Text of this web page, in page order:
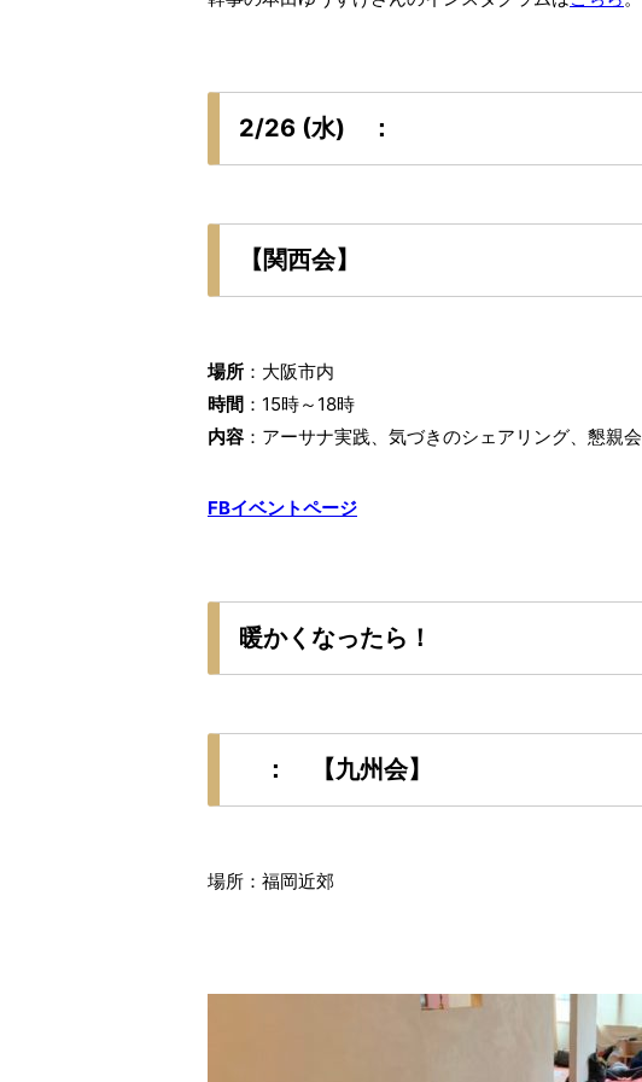
2/26 (水) ：
【関西会】
場所 ：大阪市内
時間 ：15時～18時
内容 ：アーサナ実践、気づきのシェアリング、懇親会
FBイベントページ
暖かくなったら！
： 【九州会】
場所：福岡近郊